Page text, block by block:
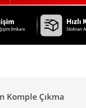
Komple Çıkma